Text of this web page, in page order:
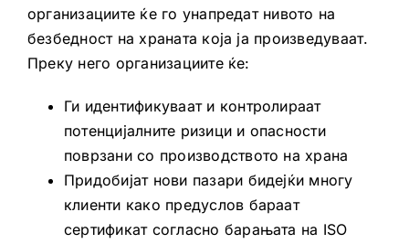
организациите ќе го унапредат нивото на
безбедност на храната која ја произведуваат.
Преку него организациите ќе:
Ги идентификуваат и контролираат
потенцијалните ризици и опасности
поврзани со производството на храна
Придобијат нови пазари бидејќи многу
клиенти како предуслов бараат
сертификат согласно барањата на ISO